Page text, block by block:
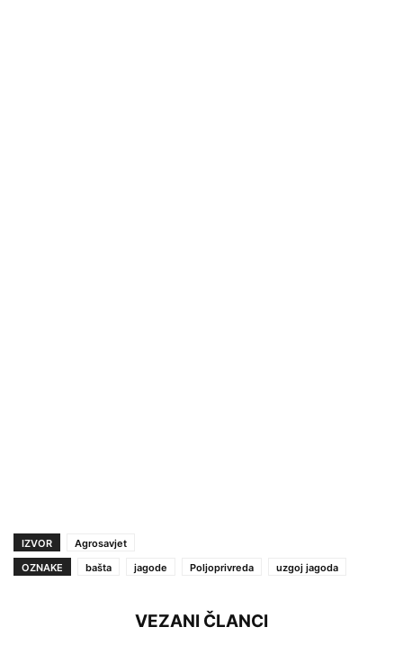
IZVOR
Agrosavjet
OZNAKE
bašta jagode Poljoprivreda uzgoj jagoda
VEZANI ČLANCI